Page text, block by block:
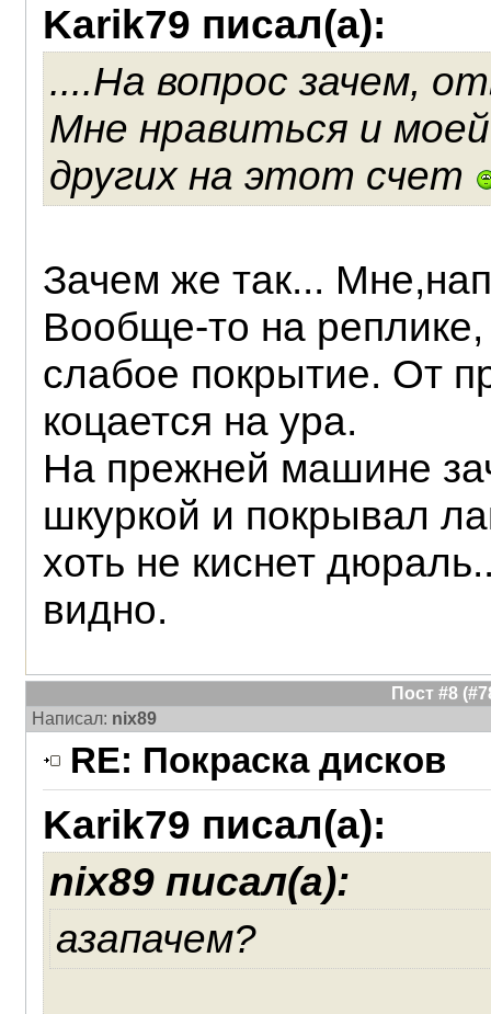
Karik79 писал(а):
....На вопрос зачем,
Мне нравиться и
других на этот счет
Зачем же так...
Вообще-то на
слабое покрытие. От
коцается на ура.
На прежней машине
шкуркой и покрывал
хоть не киснет
видно.
Пост #8
Написал: nix89
RE: Покраска дисков
Karik79 писал(а):
nix89 писал(а):
азапачем?